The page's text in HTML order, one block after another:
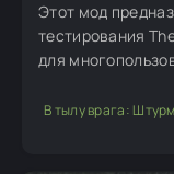
Этот мод
тестирования
для
В тылу врага: